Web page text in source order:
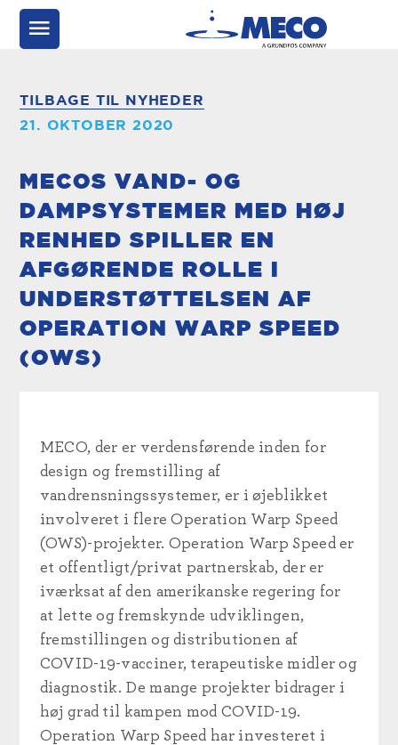
TILBAGE TIL NYHEDER
21. OKTOBER 2020
MECOS VAND- OG
DAMPSYSTEMER MED HØJ
RENHED SPILLER EN
AFGØRENDE ROLLE I
UNDERSTØTTELSEN AF
OPERATION WARP SPEED
(OWS)
MECO, der er verdensførende inden for
design og fremstilling af
vandrensningssystemer, er i øjeblikket
involveret i flere Operation Warp Speed
(OWS)-projekter. Operation Warp Speed er
et offentligt/privat partnerskab, der er
iværksat af den amerikanske regering for
at lette og fremskynde udviklingen,
fremstillingen og distributionen af
COVID-19-vacciner, terapeutiske midler og
diagnostik. De mange projekter bidrager i
høj grad til kampen mod COVID-19.
Operation Warp Speed har investeret i